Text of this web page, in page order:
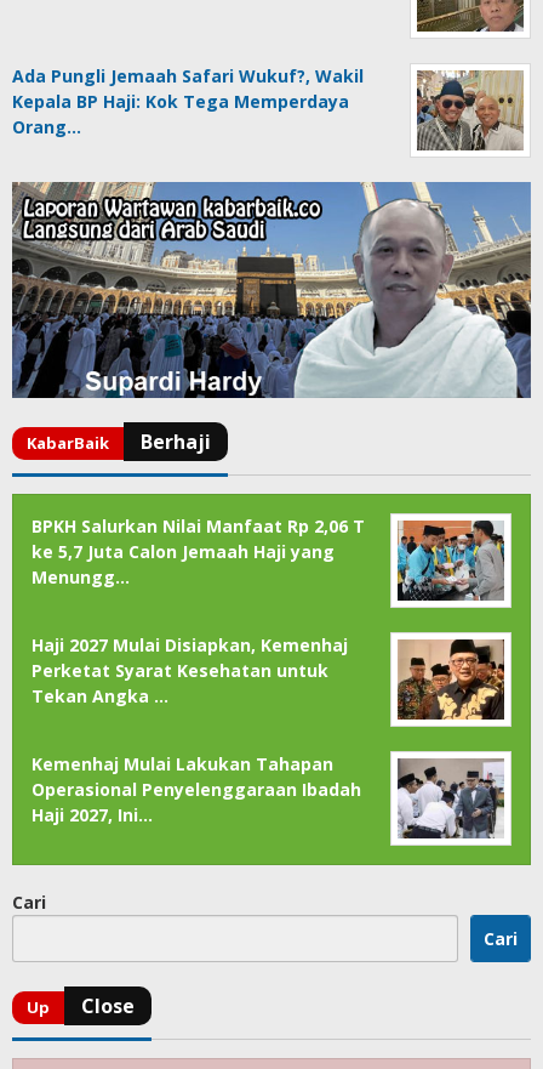
Ada Pungli Jemaah Safari Wukuf?, Wakil
Kepala BP Haji: Kok Tega Memperdaya
Orang…
BPKH Salurkan Nilai Manfaat Rp 2,06 T
ke 5,7 Juta Calon Jemaah Haji yang
Menungg…
Haji 2027 Mulai Disiapkan, Kemenhaj
Perketat Syarat Kesehatan untuk
Tekan Angka …
Kemenhaj Mulai Lakukan Tahapan
Operasional Penyelenggaraan Ibadah
Haji 2027, Ini…
Cari
Cari